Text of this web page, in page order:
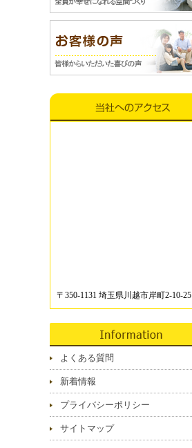
〒350-1131 埼玉県川越市岸町2-10-25
よくある質問
新着情報
プライバシーポリシー
サイトマップ